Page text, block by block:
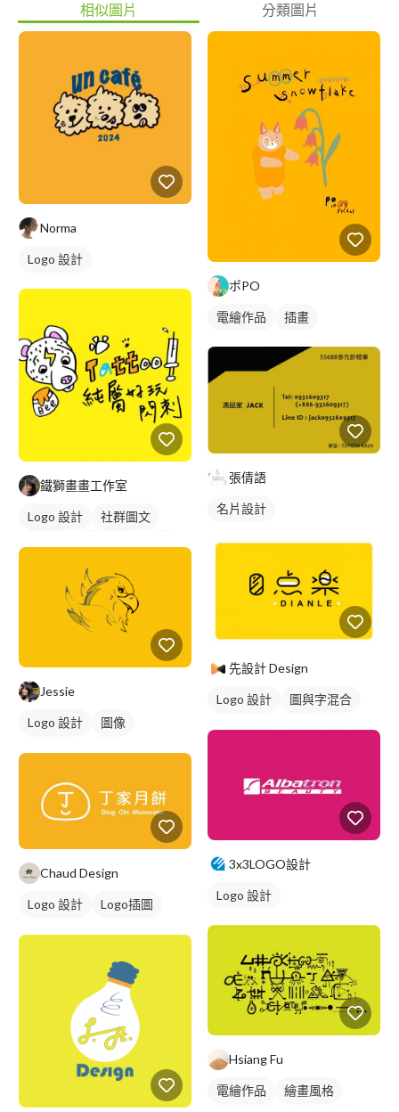
相似圖片 分類圖片
Norma
Logo 設計
鐵獅畫畫工作室
Logo 設計
社群圖文
吉祥物
卡通商標 黑白
Jessie
Logo 設計
圖像
美式商標
紅色
Chaud Design
Logo 設計
Logo插圖
ポPO
電繪作品 插畫
張倩語
名片設計
先設計 Design
Logo 設計
圖與字混合
3x3LOGO設計
Logo 設計
Hsiang Fu
電繪作品
繪畫風格